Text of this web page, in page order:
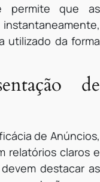
permite que as
utilizado da forma
de
de Anúncios,
relatórios claros e
destacar as